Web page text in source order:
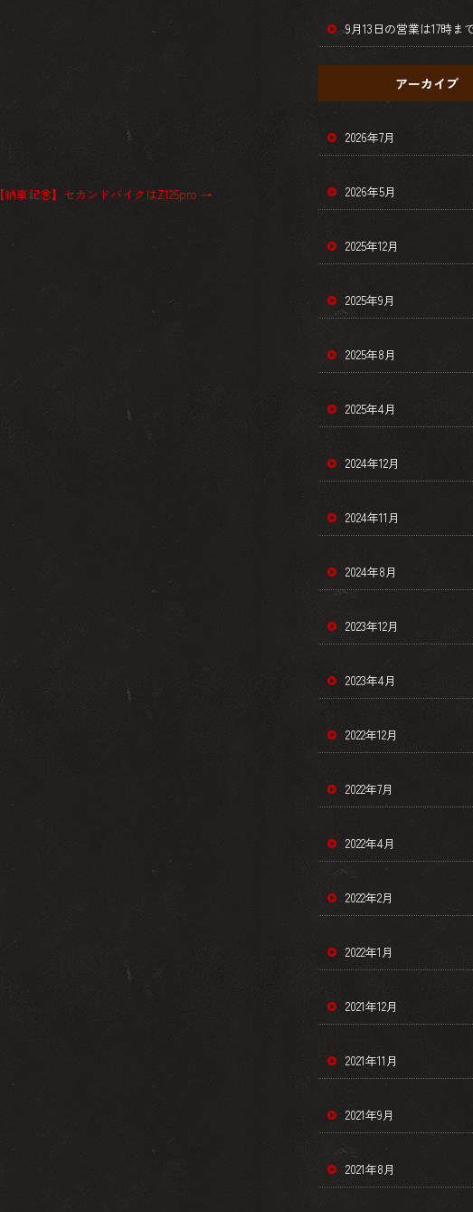
【納車記念】セカンドバイクはZ125pro →
9月13日の営業は17時ま
アーカイブ
2026年7月
2026年5月
2025年12月
2025年9月
2025年8月
2025年4月
2024年12月
2024年11月
2024年8月
2023年12月
2023年4月
2022年12月
2022年7月
2022年4月
2022年2月
2022年1月
2021年12月
2021年11月
2021年9月
2021年8月